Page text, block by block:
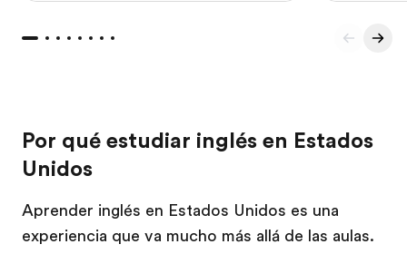
Por qué estudiar inglés en Estados
Unidos
Aprender inglés en Estados Unidos es una
experiencia que va mucho más allá de las aulas.